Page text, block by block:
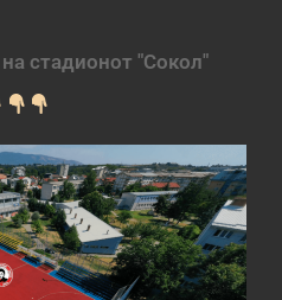
стадионот "Сокол"